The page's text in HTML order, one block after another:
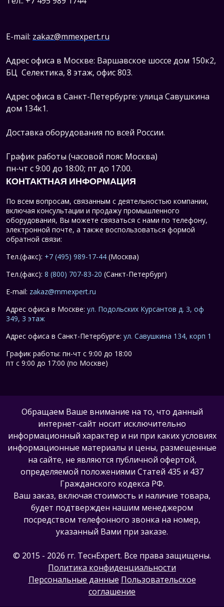
E-mail: zakaz@mmexpert.ru
Адрес офиса в Москве: Варшавское шоссе дом 150к2,
БЦ Селектика, 8 этаж, офис 803.
Адрес офиса в Санкт-Петербурге: улица Савушкина
дом 134к1.
Доставка оборудования по всей России.
График работы (часовой пояс Москва)
пн-чт с 9:00 до 18:00; пт до 17:00.
КОНТАКТНАЯ ИНФОРМАЦИЯ
По всем вопросам, связанным с деятельностью компании,
включая консультации и продажу промышленного
оборудования, Вы можете связаться с нами по телефону,
электронной почте, а также воспользоваться формой
обратной связи:
Тел.(факс): +7 (495) 989-17-44 (Москва)
Тел.(факс): 8 (800) 707-83-20 (Санкт-Петербург)
E-mail: zakaz@mmexpert.ru
Адрес офиса в Москве: ул. Подольских Курсантов д. 3, оф
349, 3 этаж
Адрес офиса в Санкт-Петербурге: ул. Савушкина 134, корп 1
График работы: пн-чт с 9:00 до 18:00
пт с 9:00 до 17:00 (по Москве)
Обращаем Ваше внимание на то, что данный
интернет-сайт носит исключительно
информационный характер и ни при каких условиях
информационные материалы и цены, размещенные
на сайте, не являются публичной офертой,
определяемой положениями Статей 435 и 437
Гражданского кодекса РФ.
Ваш заказ, включая стоимость и наличие товара,
будет подтвержден нашим менеджером
посредством телефонного звонка на номер,
указанный Вами при заказе.
© 2015 - 2026 гг. ТеcнExpert. Все права защищены.
Политика конфиденциальности
Персональные данные Пользовательское
соглашение